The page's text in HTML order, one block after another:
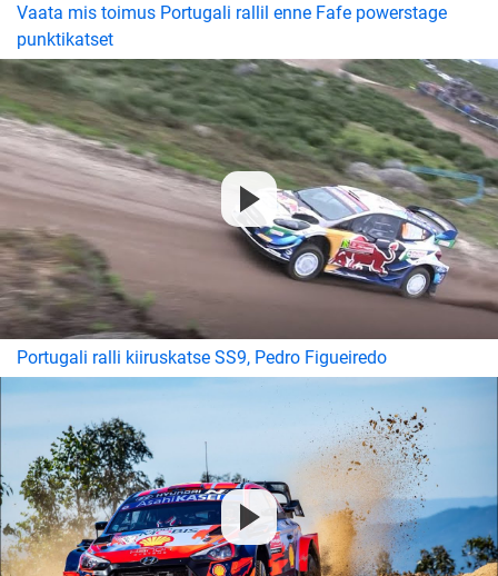
Vaata mis toimus Portugali rallil enne Fafe powerstage
punktikatset
Portugali ralli kiiruskatse SS9, Pedro Figueiredo